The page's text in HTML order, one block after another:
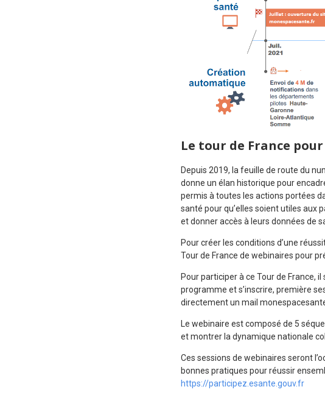
Le tour de France
Depuis 2019, la feuille de route du
donne un élan historique pour
permis à toutes les actions portées
santé pour qu’elles soient utiles aux
et donner accès à leurs données de
Pour créer les conditions d’une
Tour de France de webinaires pour
Pour participer à ce Tour de France,
programme et s’inscrire, première
directement un mail
Le webinaire est composé de 5
et montrer la dynamique nationale
Ces sessions de webinaires seront
bonnes pratiques pour réussir
https://participez.esante.gouv.fr